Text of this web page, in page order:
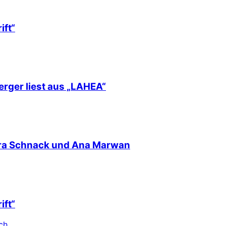
liest aus „LAHEA“
Schnack und Ana Marwan